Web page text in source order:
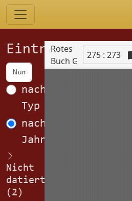
Einträge
nach
Typ
nach
Jahren
Nicht
datiert
(2)
Rotes
Buch Görlitz
275 : 273